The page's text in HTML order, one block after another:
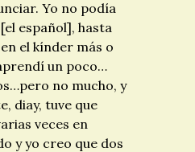
Yo no podía
español], hasta
el kínder más o
un poco…
no mucho, y
diay, tuve que
veces en
y yo creo que dos